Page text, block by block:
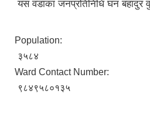
यस वडाका जनप्रतिनिधि घन बहादुर
Population:
३५८४
Ward Contact Number:
९८४९५८०१३५